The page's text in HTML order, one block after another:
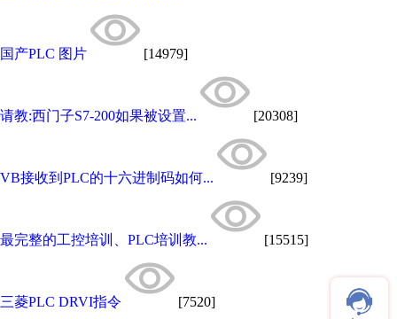
国产PLC 图片 [14979]
请教:西门子S7-200如果被设置... [20308]
VB接收到PLC的十六进制码如何... [9239]
最完整的工控培训、PLC培训教... [15515]
三菱PLC DRVI指令 [7520]